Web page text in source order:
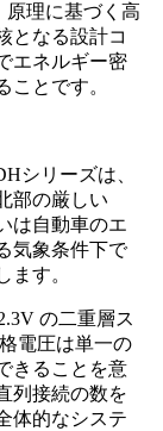
原理に基づく高
となる設計コ
エネルギー密
ことです。
シリーズは、
部の厳しい
は自動車のエ
気象条件下で
ます。
の二重層ス
電圧は単一の
きることを意
列接続の数を
体的なシステ